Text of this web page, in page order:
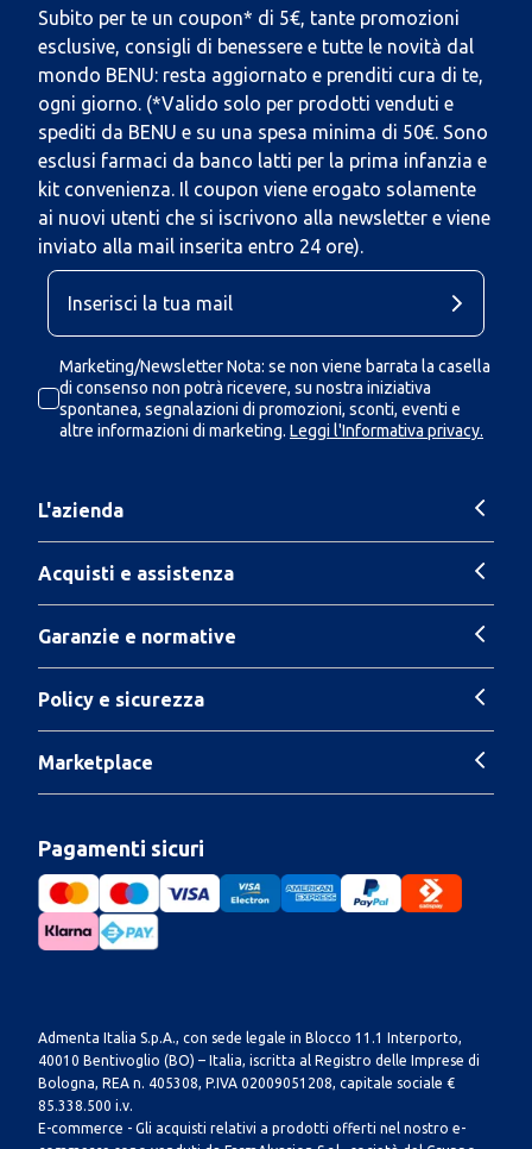
Subito per te un coupon* di 5€, tante promozioni
esclusive, consigli di benessere e tutte le novità dal
mondo BENU: resta aggiornato e prenditi cura di te,
ogni giorno. (*Valido solo per prodotti venduti e
spediti da BENU e su una spesa minima di 50€. Sono
esclusi farmaci da banco latti per la prima infanzia e
kit convenienza. Il coupon viene erogato solamente
ai nuovi utenti che si iscrivono alla newsletter e viene
inviato alla mail inserita entro 24 ore).
Marketing/Newsletter Nota: se non viene barrata la casella
di consenso non potrà ricevere, su nostra iniziativa
spontanea, segnalazioni di promozioni, sconti, eventi e
altre informazioni di marketing. Leggi l'Informativa privacy.
L'azienda
Acquisti e assistenza
Garanzie e normative
Policy e sicurezza
Marketplace
Pagamenti sicuri
Admenta Italia S.p.A., con sede legale in Blocco 11.1 Interporto,
40010 Bentivoglio (BO) – Italia, iscritta al Registro delle Imprese di
Bologna, REA n. 405308, P.IVA 02009051208, capitale sociale €
85.338.500 i.v.
E-commerce - Gli acquisti relativi a prodotti offerti nel nostro e-